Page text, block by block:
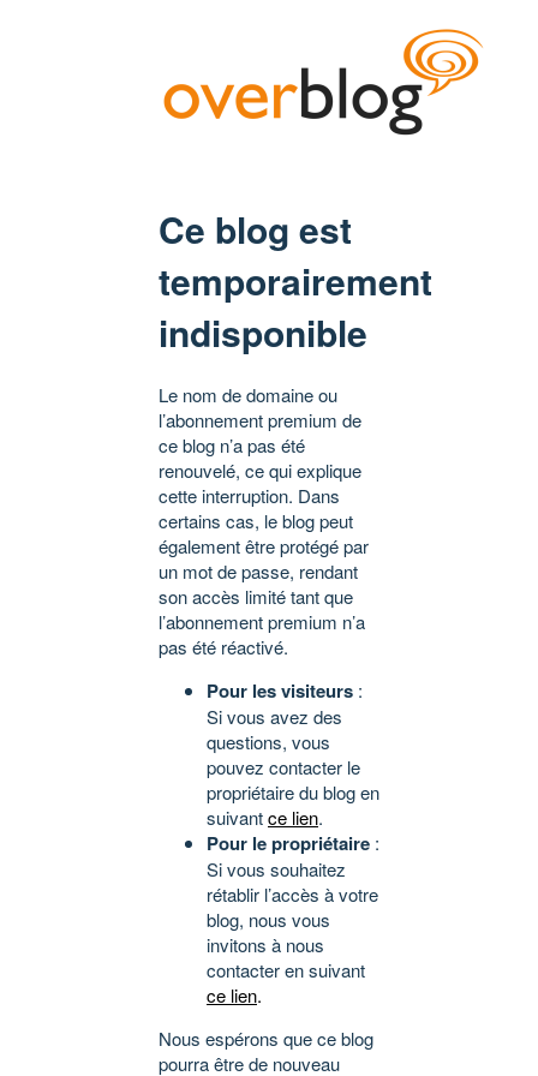
Ce blog est
temporairement
indisponible
Le nom de domaine ou
l’abonnement premium de
ce blog n’a pas été
renouvelé, ce qui explique
cette interruption. Dans
certains cas, le blog peut
également être protégé par
un mot de passe, rendant
son accès limité tant que
l’abonnement premium n’a
pas été réactivé.
Pour les visiteurs :
Si vous avez des
questions, vous
pouvez contacter le
propriétaire du blog en
suivantce lien.
Pour le propriétaire :
Si vous souhaitez
rétablir l’accès à votre
blog, nous vous
invitons à nous
contacter en suivant
ce lien.
Nous espérons que ce blog
pourra être de nouveau